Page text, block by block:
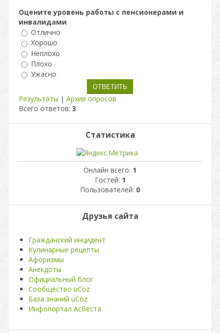
Оцените уровень работы с пенсионерами и
инвалидами
Отлично
Хорошо
Неплохо
Плохо
Ужасно
Результаты | Архив опросов
Всего ответов: 3
Статистика
Онлайн всего: 1
Гостей: 1
Пользователей: 0
Друзья сайта
Гражданский инцидент
Кулинарные рецепты
Афоризмы
Анекдоты
Официальный блог
Сообщество uCoz
База знаний uCoz
Инфопортал Асбеста